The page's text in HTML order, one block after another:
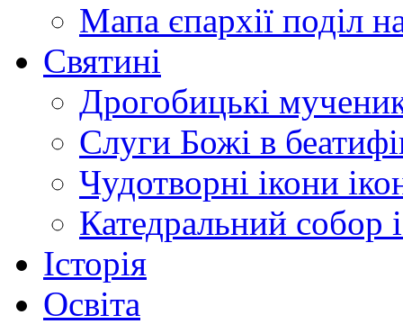
Мапа єпархії поділ
Святині
Дрогобицькі
Слуги Божі в
Чудотворні ікони
Катедральний собор
Історія
Освіта